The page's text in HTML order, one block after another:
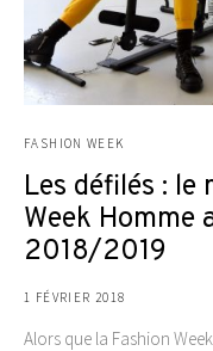
FASHION WEEK
Les défilés : le
Week
2018/2019
1 FÉVRIER 2018
Alors que la Fashion